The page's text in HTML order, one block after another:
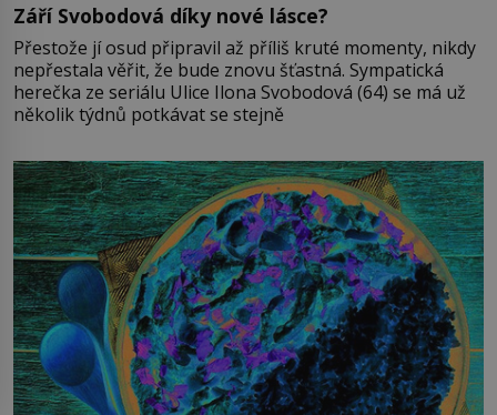
Září Svobodová díky nové lásce?
Přestože jí osud připravil až příliš kruté momenty, nikdy
nepřestala věřit, že bude znovu šťastná. Sympatická
herečka ze seriálu Ulice Ilona Svobodová (64) se má už
několik týdnů potkávat se stejně